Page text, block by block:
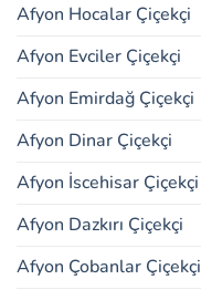
Afyon Hocalar Çiçekçi
Afyon Evciler Çiçekçi
Afyon Emirdağ Çiçekçi
Afyon Dinar Çiçekçi
Afyon İscehisar Çiçekçi
Afyon Dazkırı Çiçekçi
Afyon Çobanlar Çiçekçi